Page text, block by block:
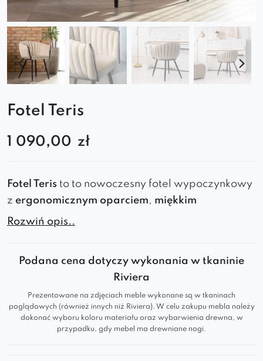
Fotel Teris
1 090,00 zł
Fotel Teris to to nowoczesny fotel wypoczynkowy
z ergonomicznym oparciem, miękkim
siedziskiem i
Minimalistyczny, czarny stalowy stelaż
welurowej tkaniny, która została wpleciona
pionowo.
Ciekawym designerskim rozwiązaniem w
Rozwiń opis..
Podana cena dotyczy wykonania w tkaninie
Riviera
Prezentowane na zdjęciach meble wykonane są w tkaninach
poglądowych (również innych niż Riviera). W celu zakupu mebla należy
dokonać wyboru koloru materiału oraz wybarwienia drewna, w
przypadku, gdy mebel ma drewniane nogi.